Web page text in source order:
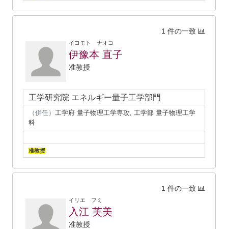
1 件の一致
イヨモト ナオコ
伊豫本 直子
准教授
工学研究院 エネルギー量子工学部門
（併任） 工学府 量子物理工学専攻, 工学部 量子物理工学
科
准教授
1 件の一致
イリエ フミ
入江 芙美
准教授